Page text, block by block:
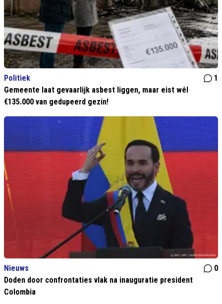
Politiek
1
Gemeente laat gevaarlijk asbest liggen, maar eist wél
€135.000 van gedupeerd gezin!
Nieuws
0
Doden door confrontaties vlak na inauguratie president
Colombia